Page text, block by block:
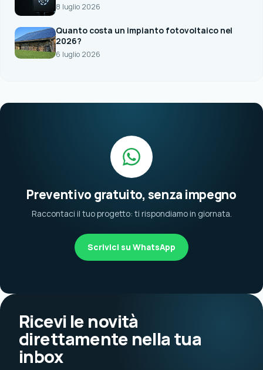
8 luglio 2026
Quanto costa un impianto fotovoltaico nel
2026?
6 luglio 2026
Preventivo gratuito, senza impegno
Raccontaci il tuo progetto: ti rispondiamo in giornata.
Scrivici su WhatsApp
Ricevi le novità
direttamente nella tua
inbox